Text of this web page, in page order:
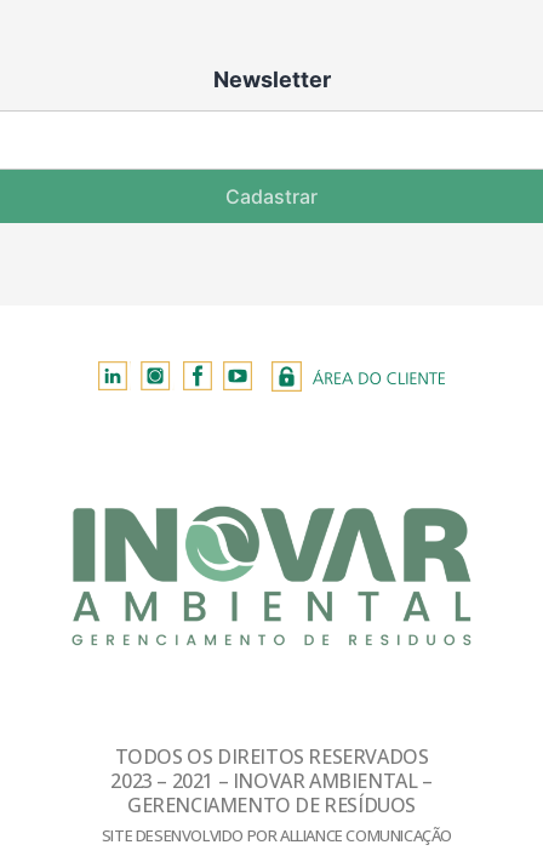
Newsletter
Cadastrar
TODOS OS DIREITOS RESERVADOS
2023 – 2021 – INOVAR AMBIENTAL –
GERENCIAMENTO DE RESÍDUOS
SITE DESENVOLVIDO POR ALLIANCE COMUNICAÇÃO